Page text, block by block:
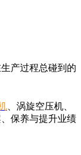
产过程总碰到的
、涡旋空压机、
保养与提升业绩